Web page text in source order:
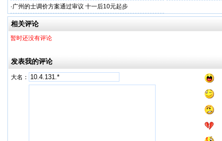
·广州的士调价方案通过审议 十一后10元起步
相关评论
暂时还没有评论
发表我的评论
大名：